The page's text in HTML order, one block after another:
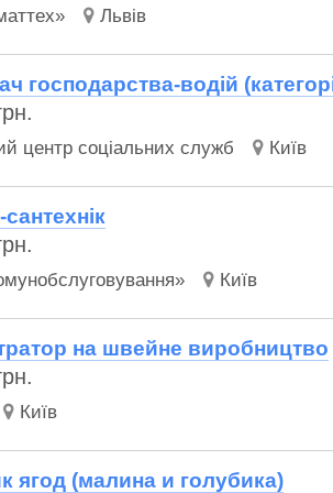
Львів
господарства-водій
центр соціальних служб Київ
Київ
на швейне виробництво
Київ
ягод (малина и голубика)